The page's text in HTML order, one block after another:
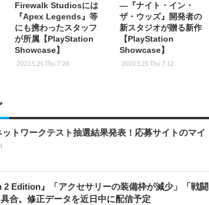
Firewalk Studiosには
『Apex Legends』等
にも携わったスタッフ
が所属【PlayStation
Showcase】
2023.5.25 Thu 7:28
―『ナイト・イン・
ザ・ウッズ』開発者の
新スタジオが贈る新作
【PlayStation
Showcase】
2023.5.25 Thu 7:12
トワークテスト抽選結果発表！応募サイトのマイ
2 Edition』「アクセサリーの装備枠が減少」「戦闘
合。修正データを近日中に配信予定